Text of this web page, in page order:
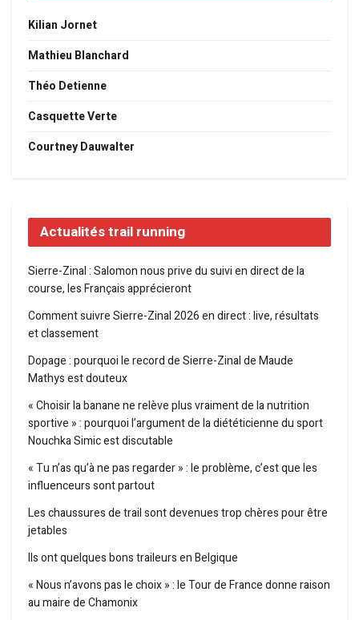
Kilian Jornet
Mathieu Blanchard
Théo Detienne
Casquette Verte
Courtney Dauwalter
Actualités trail running
Sierre-Zinal : Salomon nous prive du suivi en direct de la
course, les Français apprécieront
Comment suivre Sierre-Zinal 2026 en direct : live, résultats
et classement
Dopage : pourquoi le record de Sierre-Zinal de Maude
Mathys est douteux
« Choisir la banane ne relève plus vraiment de la nutrition
sportive » : pourquoi l’argument de la diététicienne du sport
Nouchka Simic est discutable
« Tu n’as qu’à ne pas regarder » : le problème, c’est que les
influenceurs sont partout
Les chaussures de trail sont devenues trop chères pour être
jetables
Ils ont quelques bons traileurs en Belgique
« Nous n’avons pas le choix » : le Tour de France donne raison
au maire de Chamonix